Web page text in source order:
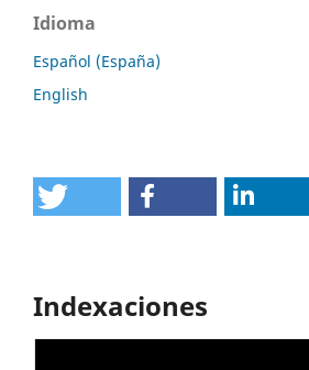
Idioma
Español (España)
English
Indexaciones